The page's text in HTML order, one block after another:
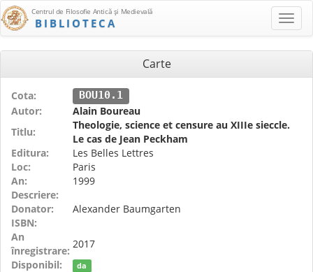
Centrul de Filosofie Antică şi Medievală
BIBLIOTECA
Carte
Cota: BOU10.1
Autor:
Alain Boureau
Titlu:
Theologie, science et censure au XIIIe sieccle.
Le cas de Jean Peckham
Editura:
Les Belles Lettres
Loc:
Paris
An:
1999
Descriere:
Donator:
Alexander Baumgarten
ISBN:
An
înregistrare:
2017
Disponibil:
da